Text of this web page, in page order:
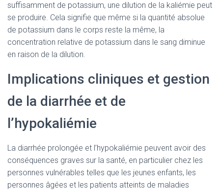
suffisamment de potassium, une dilution de la kaliémie peut
se produire. Cela signifie que même si la quantité absolue
de potassium dans le corps reste la même, la
concentration relative de potassium dans le sang diminue
en raison de la dilution.
Implications cliniques et gestion
de la diarrhée et de
l’hypokaliémie
La diarrhée prolongée et l’hypokaliémie peuvent avoir des
conséquences graves sur la santé, en particulier chez les
personnes vulnérables telles que les jeunes enfants, les
personnes âgées et les patients atteints de maladies